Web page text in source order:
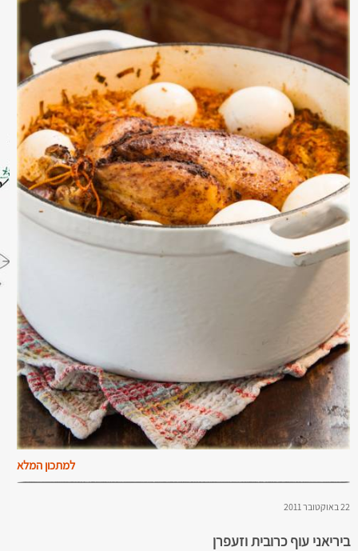
למתכון המלא
22 באוקטובר 2011
ביריאני עוף כרובית וזעפרן